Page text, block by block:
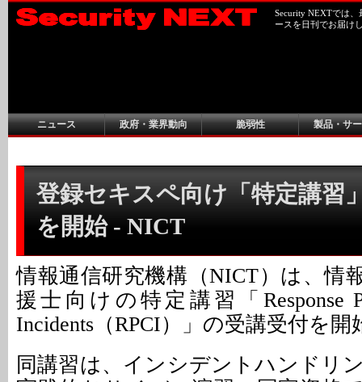
Security NEXTでは
ースを日刊でお届け
ニュース 政府・業界動向 脆弱性 製品・サ
登録セキスペ向け「特定講習
を開始 - NICT
情報通信研究機構（NICT）は、情
援士向けの特定講習「Response
Incidents（RPCI）」の受講受付を開
同講習は、インシデントハンドリ